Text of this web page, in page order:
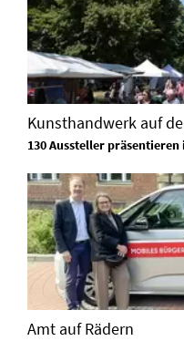
Kunsthandwerk auf
130 Aussteller
Amt auf Rädern